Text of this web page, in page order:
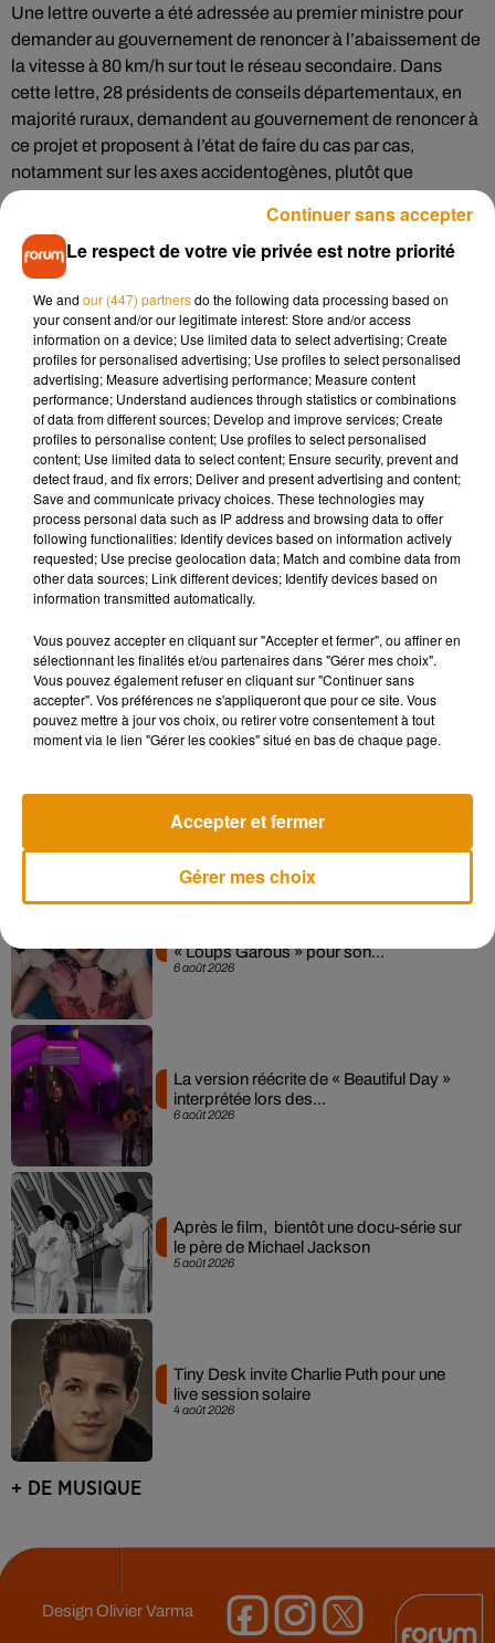
Une lettre ouverte a été adressée au premier ministre pour
demander au gouvernement de renoncer à l’abaissement de
la vitesse à 80 km/h sur tout le réseau secondaire. Dans
cette lettre, 28 présidents de conseils départementaux, en
majorité ruraux, demandent au gouvernement de renoncer à
ce projet et proposent à l’état de faire du cas par cas,
notamment sur les axes accidentogènes, plutôt que
d’abaisser la vitesse sur toutes les routes nationales et
départementales. Gros argument avancé dans cette lettre,
cette mesure impacterait directement les territoires ruraux.
Car bien souvent, la voiture constitue l’unique moyen de
transport de proximité.
Parmi les signataires figurent les présidents des conseils
départementaux de l’Allier, la Charente, la Corrèze, la
Creuse, l’Essonne, l’Indre, la Saône-et-Loire, l’Yonne et le
Loiret. A savoir que la vitesse doit être abaissée sur tout le
réseau secondaire à partir du 1erjuillet.
Musique
Madonna sort enfin le remix de « Love
Sensation » avec Kylie Minogue
7 août 2026
6 août 2026
« Loups Garous » pour son...
6 août 2026
La version réécrite de « Beautiful Day »
interprétée lors des...
5 août 2026
Après le film, bientôt une docu-série sur
le père de Michael Jackson
4 août 2026
Tiny Desk invite Charlie Puth pour une
live session solaire
+ DE MUSIQUE
DesignOlivier Varma
Le respect de votre vie privée est notre priorité
We and our (447) partnersdo the following data processing based on
your consent and/or our legitimate interest: Store and/or access
information on a device; Use limited data to select advertising; Create
profiles for personalised advertising; Use profiles to select personalised
advertising; Measure advertising performance; Measure content
performance; Understand audiences through statistics or combinations
of data from different sources; Develop and improve services; Create
profiles to personalise content; Use profiles to select personalised
content; Use limited data to select content; Ensure security, prevent and
detect fraud, and fix errors; Deliver and present advertising and content;
Save and communicate privacy choices. These technologies may
process personal data such as IP address and browsing data to offer
following functionalities: Identify devices based on information actively
requested; Use precise geolocation data; Match and combine data from
other data sources; Link different devices; Identify devices based on
information transmitted automatically.
Vous pouvez accepter en cliquant sur "Accepter et fermer", ou affiner en
sélectionnant les finalités et/ou partenaires dans "Gérer mes choix".
Vous pouvez également refuser en cliquant sur "Continuer sans
accepter". Vos préférences ne s'appliqueront que pour ce site. Vous
pouvez mettre à jour vos choix, ou retirer votre consentement à tout
moment via le lien "Gérer les cookies" situé en bas de chaque page.
Gérer mes choix
Accepter et fermer
Continuer sans accepter